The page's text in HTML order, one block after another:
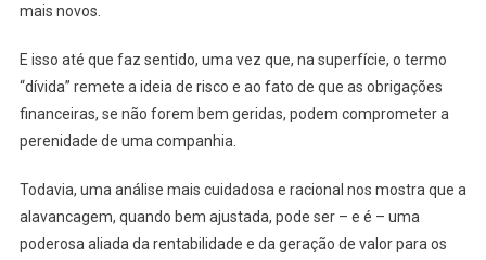
mais novos.
E isso até que faz sentido, uma vez que, na superfície, o termo
“dívida” remete a ideia de risco e ao fato de que as obrigações
financeiras, se não forem bem geridas, podem comprometer a
perenidade de uma companhia.
Todavia, uma análise mais cuidadosa e racional nos mostra que a
alavancagem, quando bem ajustada, pode ser – e é – uma
poderosa aliada da rentabilidade e da geração de valor para os